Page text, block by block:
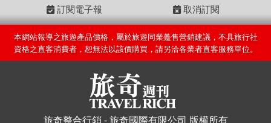
訂閱電子報
取消訂閱
本網站報導之旅遊產品價格，屬於旅遊同業躉售營銷建議，不具旅行社
資格之直客消費者，恕無法以該價購買，請另洽各業者直客服務單位。
旅奇整合行銷 - 旅奇國際有限公司 版權所有